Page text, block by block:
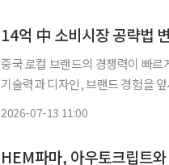
중국 로컬 브랜드의 경쟁력이 빠
기술력과 디자인, 브랜드 경험을 앞세
2026-07-13 11:00